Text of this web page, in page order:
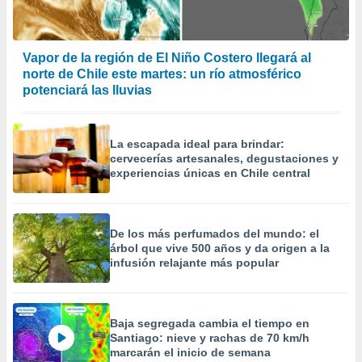
crear un
uso de
de la
el
del
de
de
de
de
uso de
con el
Vapor de la región de El Niño Costero llegará al
norte de Chile este martes: un río atmosférico
potenciará las lluvias
La escapada ideal para brindar:
cervecerías artesanales, degustaciones y
experiencias únicas en Chile central
De los más perfumados del mundo: el
árbol que vive 500 años y da origen a la
infusión relajante más popular
Baja segregada cambia el tiempo en
Santiago: nieve y rachas de 70 km/h
marcarán el inicio de semana